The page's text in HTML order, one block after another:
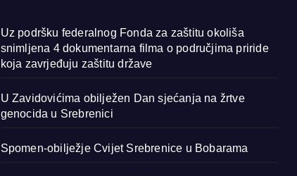
Uz podršku federalnog Fonda za zaštitu okoliša
snimljena 4 dokumentarna filma o područjima priride
koja zavrjeđuju zaštitu države
U Zavidovićima obilježen Dan sjećanja na žrtve
genocida u Srebrenici
Spomen-obilježje Cvijet Srebrenice u Bobarama